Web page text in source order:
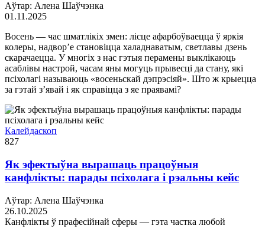
Аўтар: Алена Шаўчэнка
01.11.2025
Восень — час шматлікіх змен: лісце афарбоўваецца ў яркія
колеры, надвор’е становіцца халаднаватым, светлавы дзень
скарачаецца. У многіх з нас гэтыя перамены выклікаюць
асаблівы настрой, часам яны могуць прывесці да стану, які
псіхолагі называюць «восеньскай дэпрэсіяй». Што ж крыецца
за гэтай з’явай і як справіцца з яе праявамі?
Калейдаскоп
827
Як эфектыўна вырашаць працоўныя
канфлікты: парады псіхолага і рэальны кейс
Аўтар: Алена Шаўчэнка
26.10.2025
Канфлікты ў прафесійнай сферы — гэта частка любой